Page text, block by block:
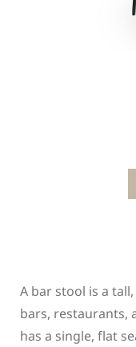
A bar stool is a
bars, restaurants,
has a single, flat